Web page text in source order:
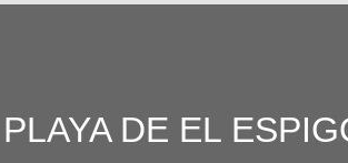
PLAYA DE EL